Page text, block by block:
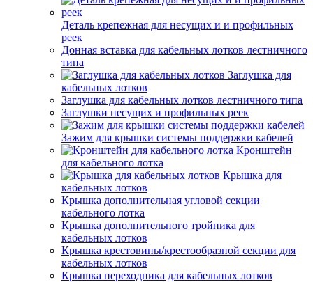
Деталь крепежная для несущих и и профильных
реек
Донная вставка для кабельных лотков лестничного
типа
Заглушка для
кабельных лотков
Заглушка для кабельных лотков лестничного типа
Заглушки несущих и профильных реек
Зажим для крышки системы поддержки кабелей
Кронштейн
для кабельного лотка
Крышка для
кабельных лотков
Крышка дополнительная угловой секции
кабельного лотка
Крышка дополнительного тройника для
кабельных лотков
Крышка крестовины/крестообразной секции для
кабельных лотков
Крышка переходника для кабельных лотков